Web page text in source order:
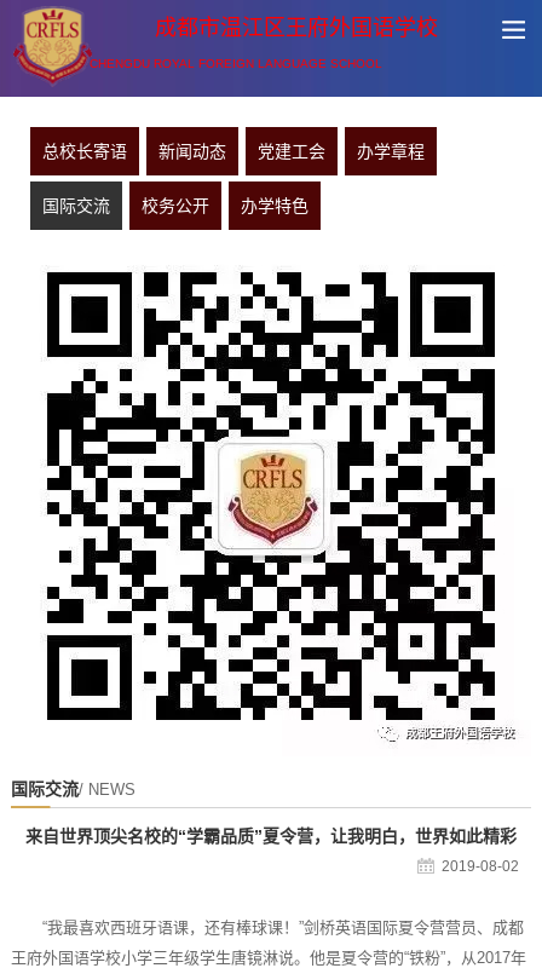
成都市温江区王府外国语学校
CHENGDU ROYAL FOREIGN LANGUAGE SCHOOL
总校长寄语 新闻动态 党建工会 办学章程
国际交流 校务公开 办学特色
国际交流/ NEWS
来自世界顶尖名校的“学霸品质”夏令营，让我明白，世界如此精彩
2019-08-02
“我最喜欢西班牙语课，还有棒球课！”剑桥英语国际夏令营营员、成都
王府外国语学校小学三年级学生唐镜淋说。他是夏令营的“铁粉”，从2017年